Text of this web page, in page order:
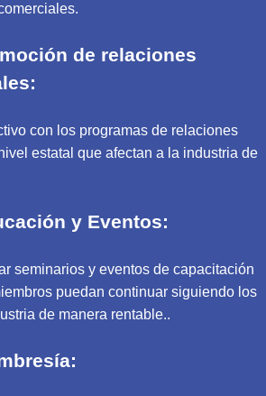
de relaciones
con los programas de relaciones
estatal que afectan a la industria de
y Eventos:
seminarios y eventos de capacitación
puedan continuar siguiendo los
de manera rentable..